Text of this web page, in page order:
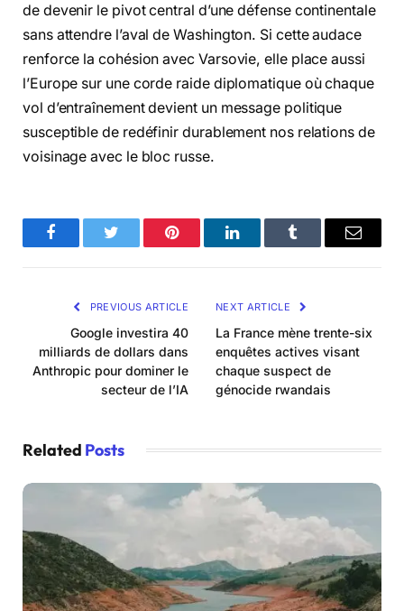
de devenir le pivot central d’une défense continentale
sans attendre l’aval de Washington. Si cette audace
renforce la cohésion avec Varsovie, elle place aussi
l’Europe sur une corde raide diplomatique où chaque
vol d’entraînement devient un message politique
susceptible de redéfinir durablement nos relations de
voisinage avec le bloc russe.
FacebookTwitter Pinterest LinkedInTumblr Email
PREVIOUS ARTICLE
Google investira 40
milliards de dollars dans
Anthropic pour dominer le
secteur de l’IA
NEXT ARTICLE
La France mène trente-six
enquêtes actives visant
chaque suspect de
génocide rwandais
Related Posts